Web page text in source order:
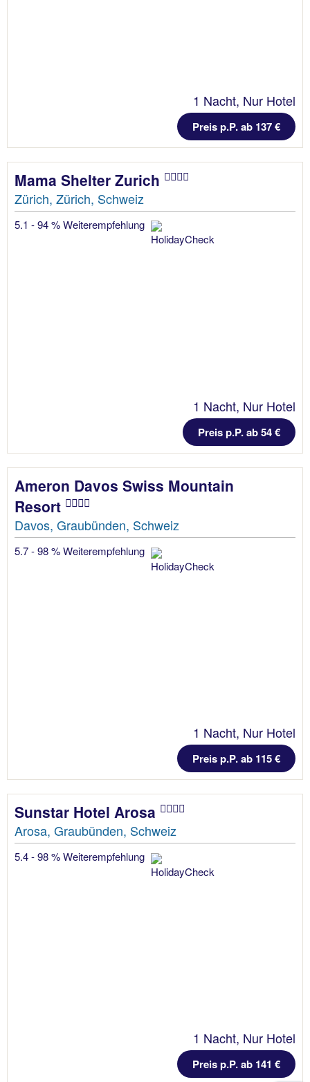
1 Nacht, Nur Hotel
Preis p.P. ab 137 €
Mama Shelter Zurich
Zürich, Zürich, Schweiz
5.1 - 94 % Weiterempfehlung
1 Nacht, Nur Hotel
Preis p.P. ab 54 €
Ameron Davos Swiss Mountain
Resort
Davos, Graubünden, Schweiz
5.7 - 98 % Weiterempfehlung
1 Nacht, Nur Hotel
Preis p.P. ab 115 €
Sunstar Hotel Arosa
Arosa, Graubünden, Schweiz
5.4 - 98 % Weiterempfehlung
1 Nacht, Nur Hotel
Preis p.P. ab 141 €